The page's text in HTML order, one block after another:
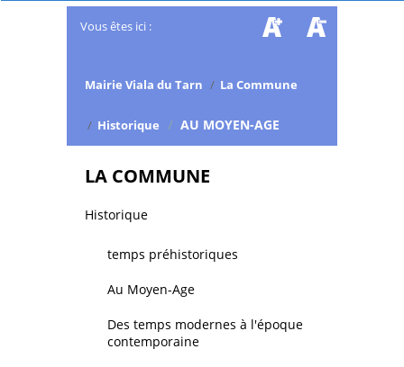
Vous êtes ici :
Mairie Viala du Tarn / La Commune
/ Historique / AU MOYEN-AGE
LA COMMUNE
Historique
temps préhistoriques
Au Moyen-Age
Des temps modernes à l'époque
contemporaine